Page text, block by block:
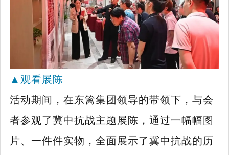
▲ 观看展陈
活动期间，在东篱集团领导的带领下，与会
者参观了冀中抗战主题展陈，通过一幅幅图
片、一件件实物，全面展示了冀中抗战的历